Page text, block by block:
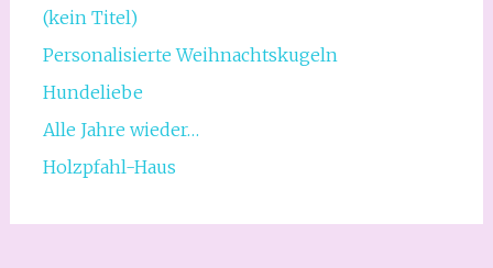
(kein Titel)
Personalisierte Weihnachtskugeln
Hundeliebe
Alle Jahre wieder…
Holzpfahl-Haus